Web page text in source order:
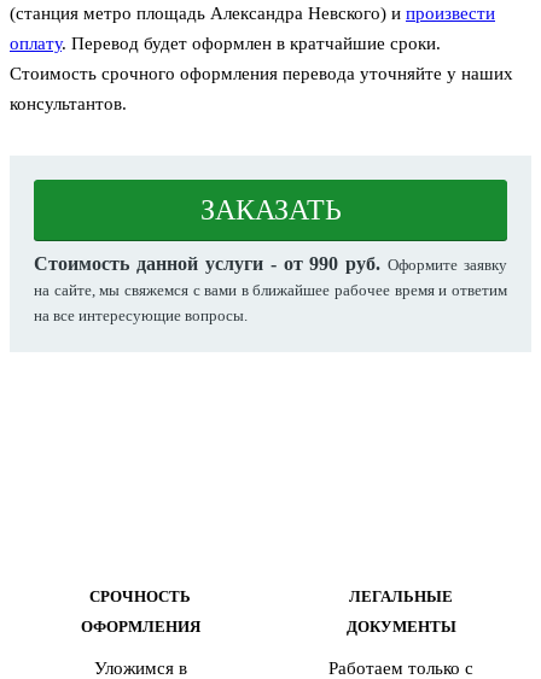
(станция метро площадь Александра Невского) и произвести
оплату. Перевод будет оформлен в кратчайшие сроки.
Стоимость срочного оформления перевода уточняйте у наших
консультантов.
ЗАКАЗАТЬ
Стоимость данной услуги - от 990 руб.Оформите заявку
на сайте, мы свяжемся с вами в ближайшее рабочее время и ответим
на все интересующие вопросы.
СРОЧНОСТЬ
ОФОРМЛЕНИЯ
Уложимся в
ЛЕГАЛЬНЫЕ
ДОКУМЕНТЫ
Работаем только с